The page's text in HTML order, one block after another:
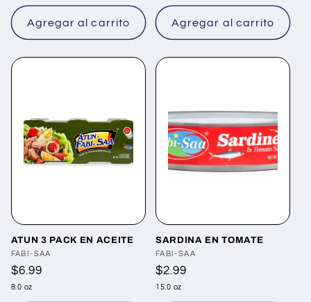
Agregar al carrito Agregar al carrito
ATUN 3 PACK EN ACEITE
Proveedor:
FABI-SAA
Precio
habitual
$6.99
8.0 oz
SARDINA EN TOMATE
Proveedor:
FABI-SAA
Precio
habitual
$2.99
15.0 oz